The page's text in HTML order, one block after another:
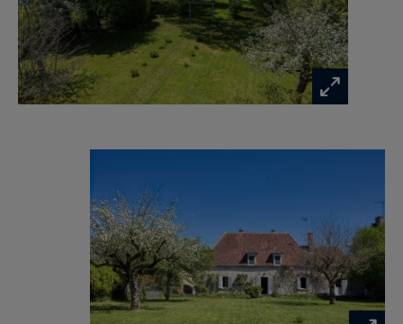
Des dépendances complètent l’ensemble, avec
un atelier, un espace de stockage et un garage
indépendant.
superbes moments.
Pour plus d’informations ou organiser une
visite, merci de nous contacter.